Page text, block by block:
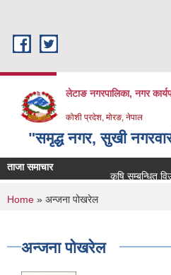
लेटाङ नगरपालिका, नगर
कोशी प्रदेश, मोरङ, नेपाल
"समृद्ध नगर, सुखी
ताजा समाचार
कृषि सम्बन्धित
You are here
Home » अन्जना पोखरेल
अन्जना पोखरेल